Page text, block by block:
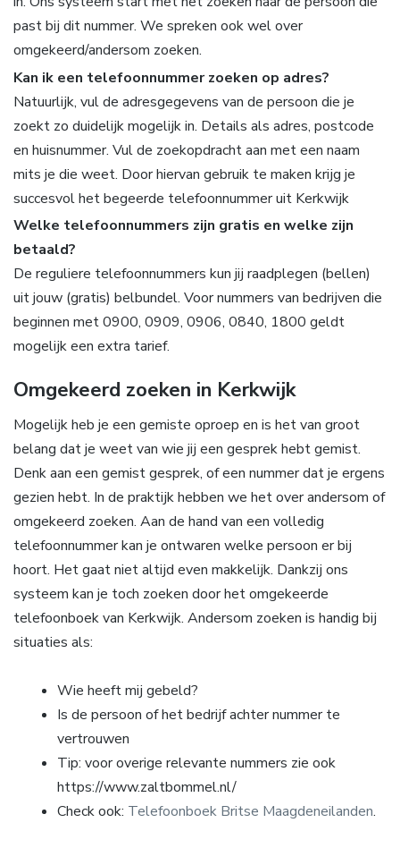
past bij dit nummer. We spreken ook wel over
omgekeerd/andersom zoeken.
Kan ik een telefoonnummer zoeken op adres?
Natuurlijk, vul de adresgegevens van de persoon die je
zoekt zo duidelijk mogelijk in. Details als adres, postcode
en huisnummer. Vul de zoekopdracht aan met een naam
mits je die weet. Door hiervan gebruik te maken krijg je
succesvol het begeerde telefoonnummer uit Kerkwijk
Welke telefoonnummers zijn gratis en welke zijn
betaald?
De reguliere telefoonnummers kun jij raadplegen (bellen)
uit jouw (gratis) belbundel. Voor nummers van bedrijven die
beginnen met 0900, 0909, 0906, 0840, 1800 geldt
mogelijk een extra tarief.
Omgekeerd zoeken in Kerkwijk
Mogelijk heb je een gemiste oproep en is het van groot
belang dat je weet van wie jij een gesprek hebt gemist.
Denk aan een gemist gesprek, of een nummer dat je ergens
gezien hebt. In de praktijk hebben we het over andersom of
omgekeerd zoeken. Aan de hand van een volledig
telefoonnummer kan je ontwaren welke persoon er bij
hoort. Het gaat niet altijd even makkelijk. Dankzij ons
systeem kan je toch zoeken door het omgekeerde
telefoonboek van Kerkwijk. Andersom zoeken is handig bij
situaties als:
Wie heeft mij gebeld?
Is de persoon of het bedrijf achter nummer te
vertrouwen
Tip: voor overige relevante nummers zie ook
https://www.zaltbommel.nl/
Check ook: Telefoonboek Britse Maagdeneilanden.